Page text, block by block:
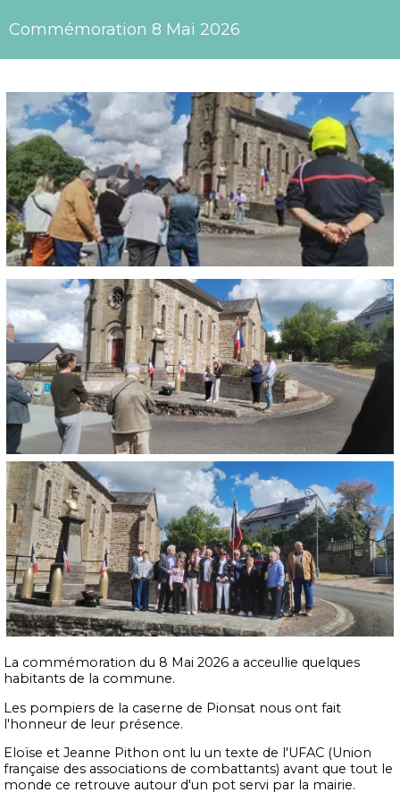
Commémoration 8 Mai 2026
La commémoration du 8 Mai 2026 a acceullie quelques
habitants de la commune.
Les pompiers de la caserne de Pionsat nous ont fait
l'honneur de leur présence.
Eloïse et Jeanne Pithon ont lu un texte de l'UFAC (Union
française des associations de combattants) avant que tout le
monde ce retrouve autour d'un pot servi par la mairie.